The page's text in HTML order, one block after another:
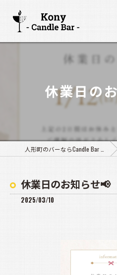
休業日の
休業日のお知らせ📢
2025/03/10